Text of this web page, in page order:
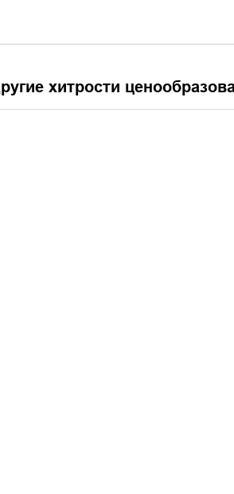
хитрости